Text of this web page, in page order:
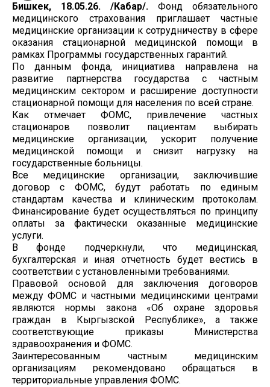
Бишкек, 18.05.26. /Кабар/. Фонд обязательного
медицинского страхования приглашает частные
медицинские организации к сотрудничеству в сфере
оказания стационарной медицинской помощи в
рамках Программы государственных гарантий.
По данным фонда, инициатива направлена на
развитие партнерства государства с частным
медицинским сектором и расширение доступности
стационарной помощи для населения по всей стране.
Как отмечает ФОМС, привлечение частных
стационаров позволит пациентам выбирать
медицинские организации, ускорит получение
медицинской помощи и снизит нагрузку на
государственные больницы.
Все медицинские организации, заключившие
договор с ФОМС, будут работать по единым
стандартам качества и клиническим протоколам.
Финансирование будет осуществляться по принципу
оплаты за фактически оказанные медицинские
услуги.
В фонде подчеркнули, что медицинская,
бухгалтерская и иная отчетность будет вестись в
соответствии с установленными требованиями.
Правовой основой для заключения договоров
между ФОМС и частными медицинскими центрами
являются нормы закона «Об охране здоровья
граждан в Кыргызской Республике», а также
соответствующие приказы Министерства
здравоохранения и ФОМС.
Заинтересованным частным медицинским
организациям рекомендовано обращаться в
территориальные управления ФОМС.